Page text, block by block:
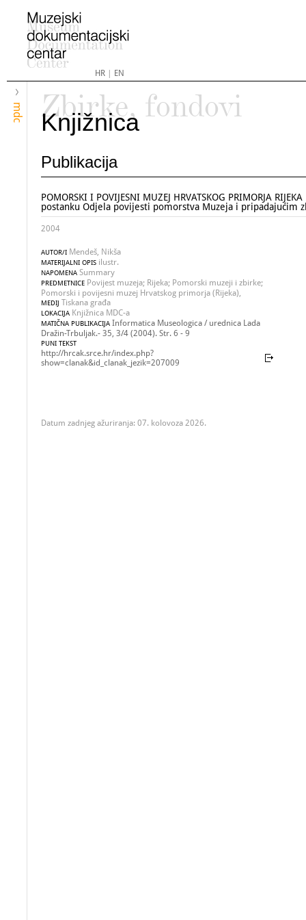
HR| EN
mdc
Zbirke, fondovi
Knjižnica
Publikacija
POMORSKI I POVIJESNI MUZEJ HRVATSKOG PRIMORJA
postanku Odjela povijesti pomorstva Muzeja i pripadajućim
2004
AUTOR/I Mendeš, Nikša
MATERIJALNI OPIS ilustr.
NAPOMENA Summary
PREDMETNICE Povijest muzeja; Rijeka; Pomorski muzeji i zbirke;
Pomorski i povijesni muzej Hrvatskog primorja (Rijeka),
MEDIJ Tiskana građa
LOKACIJA Knjižnica MDC-a
MATIČNA PUBLIKACIJA Informatica Museologica / urednica Lada
Dražin-Trbuljak.- 35, 3/4 (2004). Str. 6 - 9
PUNI TEKST
http://hrcak.srce.hr/index.php?
show=clanak&id_clanak_jezik=207009
Datum zadnjeg ažuriranja: 07. kolovoza 2026.